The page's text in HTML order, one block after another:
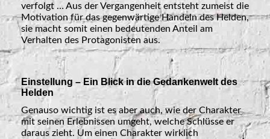
verfolgt … Aus der Vergangenheit entsteht zumeist die
Motivation für das gegenwärtige Handeln des Helden,
sie macht somit einen bedeutenden Anteil am
Verhalten des Protagonisten aus.
Einstellung – Ein Blick in die Gedankenwelt des
Helden
Genauso wichtig ist es aber auch, wie der Charakter
mit seinen Erlebnissen umgeht, welche Schlüsse er
daraus zieht. Um einen Charakter wirklich